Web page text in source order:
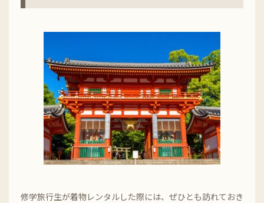
修学旅行生が着物レンタルした際には、ぜひとも訪れておき